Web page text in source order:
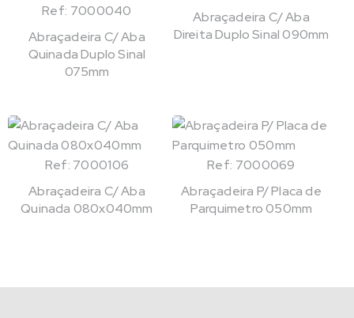
Ref: 7000040
Abraçadeira C/ Aba
Quinada Duplo Sinal
075mm
Abraçadeira C/ Aba
Direita Duplo Sinal 090mm
Ref: 7000106
Abraçadeira C/ Aba
Quinada 080x040mm
Ref: 7000069
Abraçadeira P/ Placa de
Parquimetro 050mm